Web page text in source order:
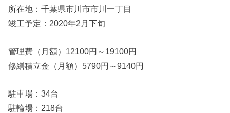
所在地：千葉県市川市市川一丁目
竣工予定：2020年2月下旬
管理費（月額）12100円～19100円
修繕積立金（月額）5790円～9140円
駐車場：34台
駐輪場：218台